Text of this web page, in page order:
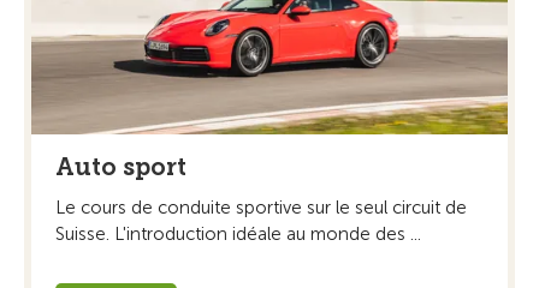
Auto sport
Le cours de conduite sportive sur le seul circuit de
Suisse. L'introduction idéale au monde des ...